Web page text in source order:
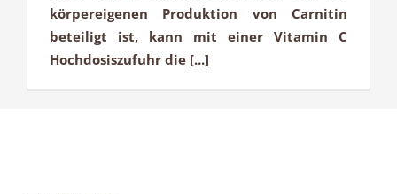
körpereigenen Produktion von Carnitin
beteiligt ist, kann mit einer Vitamin C
Hochdosiszufuhr die [...]